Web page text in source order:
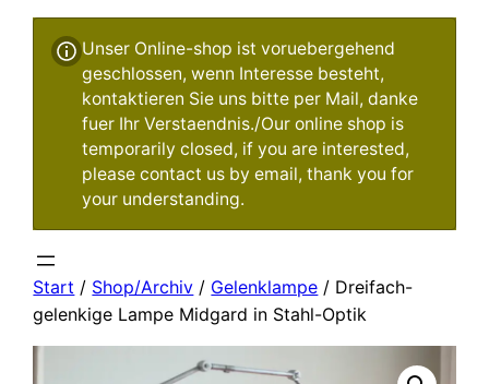
Unser Online-shop ist voruebergehend
geschlossen, wenn Interesse besteht,
kontaktieren Sie uns bitte per Mail, danke
fuer Ihr Verstaendnis./Our online shop is
temporarily closed, if you are interested,
please contact us by email, thank you for
your understanding.
Start / Shop/Archiv / Gelenklampe / Dreifach-
gelenkige Lampe Midgard in Stahl-Optik